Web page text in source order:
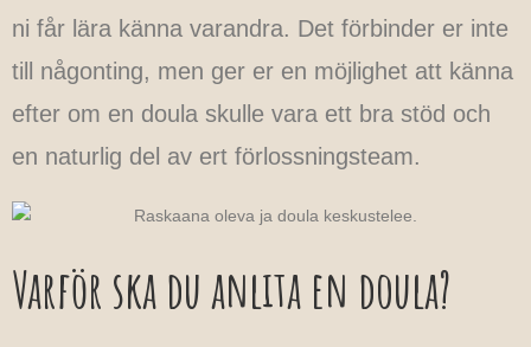
ni får lära känna varandra. Det förbinder er inte
till någonting, men ger er en möjlighet att känna
efter om en doula skulle vara ett bra stöd och
en naturlig del av ert förlossningsteam.
Varför ska du anlita en doula?